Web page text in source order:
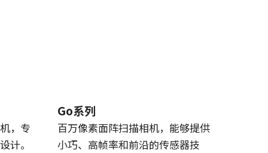
，专
计。
Go系列
百万像素面阵扫描相机，能够提供
小巧、高帧率和前沿的传感器技